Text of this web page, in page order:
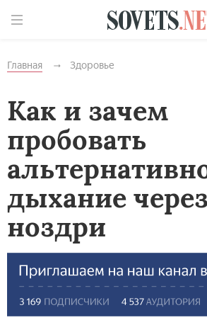
Главная Здоровье
Как и зачем
пробовать
дыхание через
ноздри